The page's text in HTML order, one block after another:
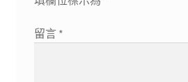
留言 *